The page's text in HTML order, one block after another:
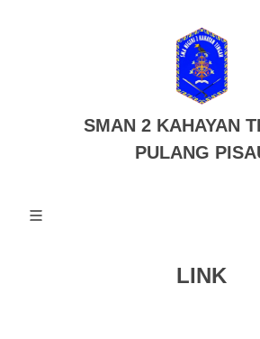
SMAN 2 KAHAYAN
PULANG
LINK